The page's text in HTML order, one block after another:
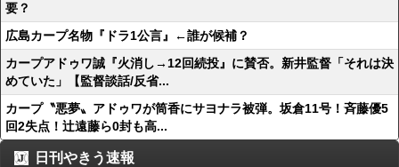
要？
広島カープ名物『ドラ1公言』←誰が候補？
カープアドゥワ誠『火消し→12回続投』に賛否。新井監督「それは決
めていた」【監督談話/反省...
カープ〝悪夢〟アドゥワが筒香にサヨナラ被弾。坂倉11号！斉藤優5
回2失点！辻遠藤ら0封も高...
日刊やきう速報